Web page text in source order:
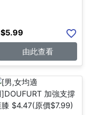
$5.99
由此查看